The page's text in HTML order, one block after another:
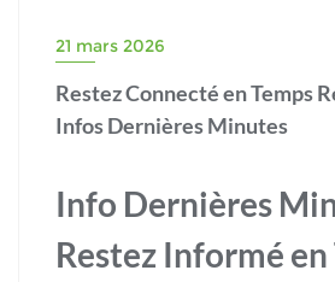
21 mars 2026
Restez Connecté en Temps
Infos Dernières Minutes
Info Dernières
Restez Informé en